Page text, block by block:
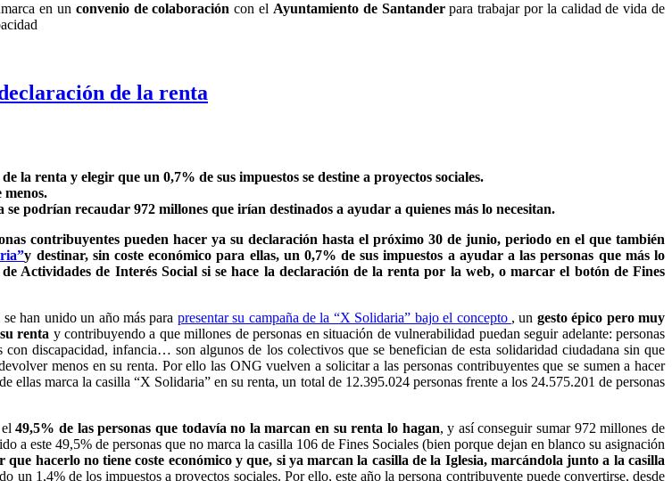
en un convenio de colaboración con el Ayuntamiento de Santanderpara trabajar por la calidad de vida de
de la renta
la renta y elegir que un 0,7% de sus impuestos se destine a proyectos sociales.
podrían recaudar 972 millones que irían destinados a ayudar a quienes más lo necesitan.
contribuyentes pueden hacer ya su declaración hasta el próximo 30 de junio, periodo en el que también
y destinar, sin coste económico para ellas, un 0,7% de sus impuestos a ayudar a las personas que más lo
Actividades de Interés Social si se hace la declaración de la renta por la web, o marcar el botón de Fines
han unido un año más para presentar su campaña de la “X Solidaria” bajo el concepto , un gesto épico pero muy
renta y contribuyendo a que millones de personas en situación de vulnerabilidad puedan seguir adelante: personas
discapacidad, infancia… son algunos de los colectivos que se benefician de esta solidaridad ciudadana sin que
menos en su renta. Por ello las ONG vuelven a solicitar a las personas contribuyentes que se sumen a hacer
ellas marca la casilla “X Solidaria” en su renta, un total de 12.395.024 personas frente a los 24.575.201 de personas
el49,5% de las personas que todavía no la marcan en su renta lo hagan, y así conseguir sumar 972 millones de
a este 49,5% de personas que no marca la casilla 106 de Fines Sociales (bien porque dejan en blanco su asignación
que hacerlo no tiene coste económico y que, si ya marcan la casilla de la Iglesia, marcándola junto a la casilla
un 1,4% de los impuestos a proyectos sociales. Por ello, este año la persona contribuyente puede convertirse, desde